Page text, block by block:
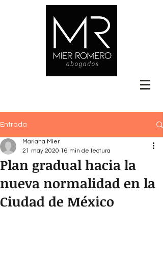
Entrada
Plan gradual hacia la
nueva normalidad en la
Ciudad de México
Mariana Mier
21 may 2020 16 min de lectura